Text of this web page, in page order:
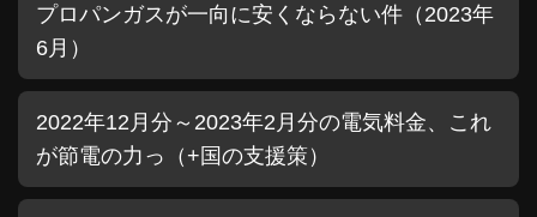
プロパンガスが一向に安くならない件（2023年
6月）
2022年12月分～2023年2月分の電気料金、これ
が節電の力っ（+国の支援策）